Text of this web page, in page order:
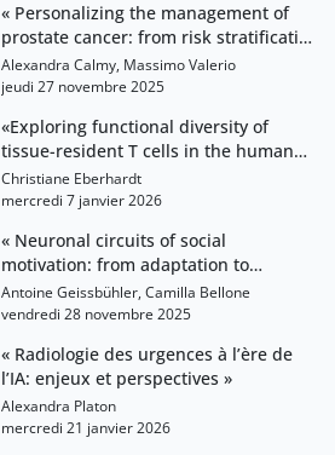
« Personalizing the management of
prostate cancer: from risk stratification
to image-guided precision surgery »
Alexandra Calmy, Massimo Valerio
jeudi 27 novembre 2025
«Exploring functional diversity of
tissue-resident T cells in the human
papillomavirus model»
Christiane Eberhardt
mercredi 7 janvier 2026
« Neuronal circuits of social
motivation: from adaptation to
vulnerability »
Antoine Geissbühler, Camilla Bellone
vendredi 28 novembre 2025
« Radiologie des urgences à l’ère de
l’IA: enjeux et perspectives »
Alexandra Platon
mercredi 21 janvier 2026